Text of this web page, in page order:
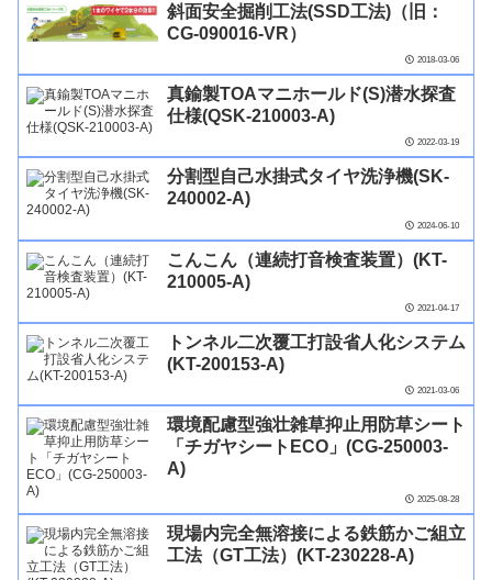
斜面安全掘削工法(SSD工法)（旧：
CG-090016-VR）
2018-03-06
真鍮製TOAマニホールド(S)潜水探査
仕様(QSK-210003-A)
2022-03-19
分割型自己水掛式タイヤ洗浄機(SK-
240002-A)
2024-06-10
こんこん（連続打音検査装置）(KT-
210005-A)
2021-04-17
トンネル二次覆工打設省人化システム
(KT-200153-A)
2021-03-06
環境配慮型強壮雑草抑止用防草シート
「チガヤシートECO」(CG-250003-
A)
2025-08-28
現場内完全無溶接による鉄筋かご組立
工法（GT工法）(KT-230228-A)